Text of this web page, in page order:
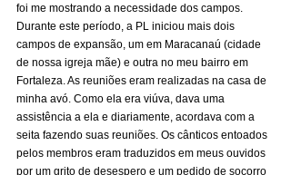
foi me mostrando a necessidade dos campos.
Durante este período, a PL iniciou mais dois
campos de expansão, um em Maracanaú (cidade
de nossa igreja mãe) e outra no meu bairro em
Fortaleza. As reuniões eram realizadas na casa de
minha avó. Como ela era viúva, dava uma
assistência a ela e diariamente, acordava com a
seita fazendo suas reuniões. Os cânticos entoados
pelos membros eram traduzidos em meus ouvidos
por um grito de desespero e um pedido de socorro